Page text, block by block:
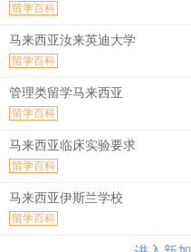
留学百科
马来西亚汝来英迪大学
留学百科
管理类留学马来西亚
留学百科
马来西亚临床实验要求
留学百科
马来西亚伊斯兰学校
留学百科